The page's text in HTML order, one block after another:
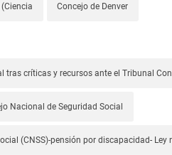
Concejo de Denver
tras críticas y recursos ante el Tribunal
Nacional de Seguridad Social
(CNSS)-pensión por discapacidad- Ley